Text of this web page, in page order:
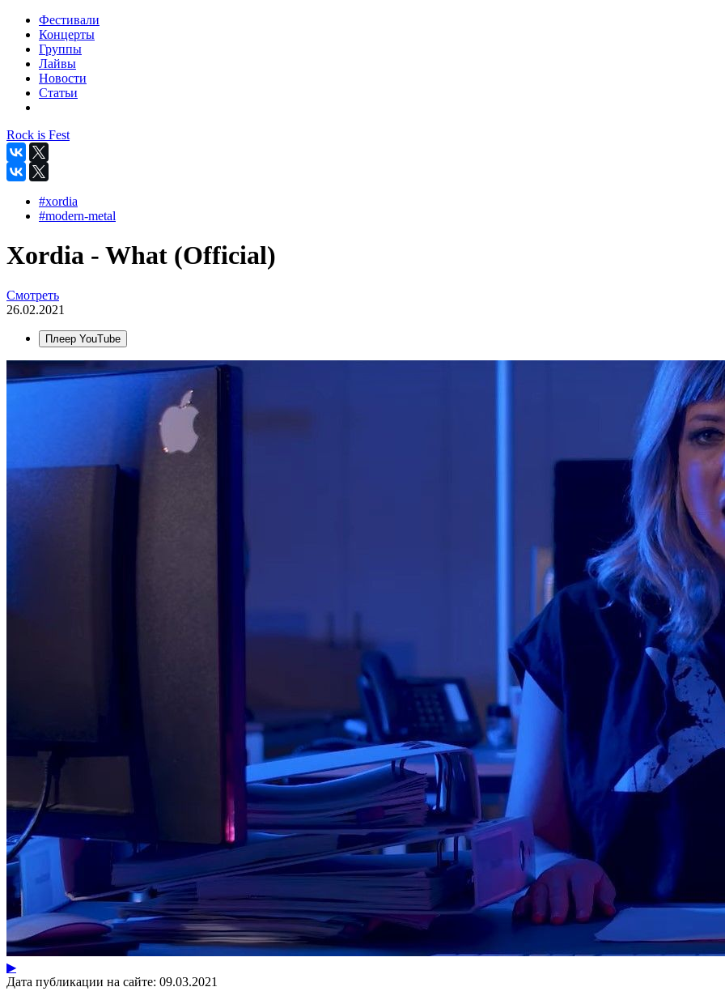
Фестивали
Концерты
Группы
Лайвы
Новости
Статьи
Rock is Fest
#xordia
#modern-metal
Xordia - What (Official)
Смотреть
26.02.2021
Плеер YouTube
▶
Дата публикации на сайте: 09.03.2021